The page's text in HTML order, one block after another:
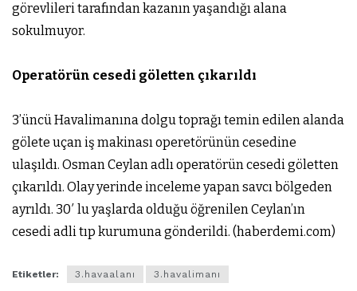
görevlileri tarafından kazanın yaşandığı alana
sokulmuyor.
Operatörün cesedi göletten çıkarıldı
3’üncü Havalimanına dolgu toprağı temin edilen alanda
gölete uçan iş makinası operetörünün cesedine
ulaşıldı. Osman Ceylan adlı operatörün cesedi göletten
çıkarıldı. Olay yerinde inceleme yapan savcı bölgeden
ayrıldı. 30′ lu yaşlarda olduğu öğrenilen Ceylan’ın
cesedi adli tıp kurumuna gönderildi. (haberdemi.com)
Etiketler: 3.havaalanı 3.havalimanı